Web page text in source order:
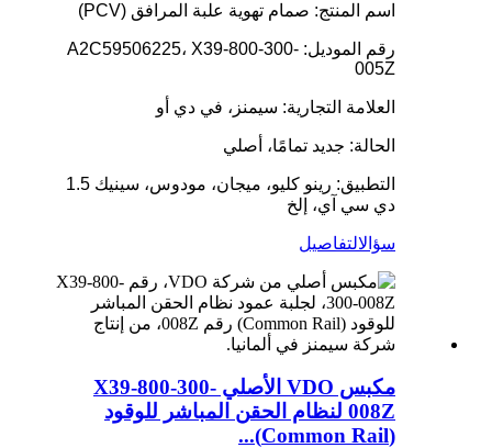
اسم المنتج: صمام تهوية علبة المرافق (PCV)
رقم الموديل: A2C59506225، X39-800-300-
005Z
العلامة التجارية: سيمنز، في دي أو
الحالة: جديد تمامًا، أصلي
التطبيق: رينو كليو، ميجان، مودوس، سينيك 1.5
دي سي آي، إلخ
سؤالالتفاصيل
مكبس VDO الأصلي X39-800-300-
008Z لنظام الحقن المباشر للوقود
(Common Rail)...